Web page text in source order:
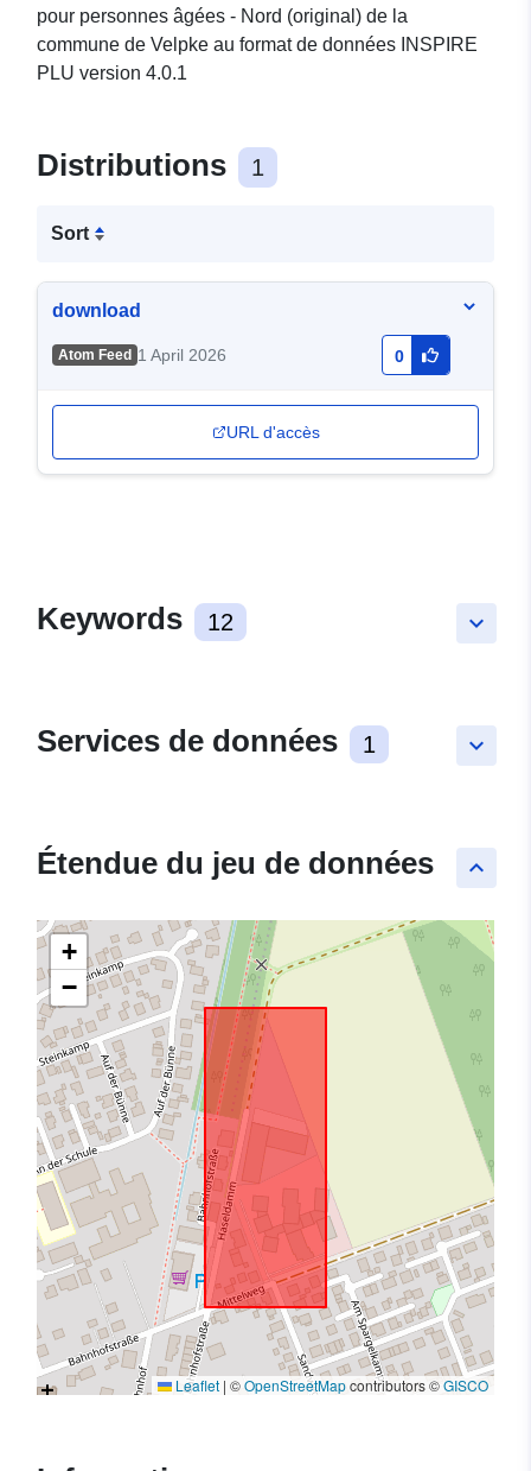
pour personnes âgées - Nord (original) de la
commune de Velpke au format de données INSPIRE
PLU version 4.0.1
Distributions 1
Sort
download
Atom Feed 1 April 2026 0
URL d'accès
keyboard_arrow_down
Keywords 12
keyboard_arrow_down
Services de données 1
keyboard_arrow_up
Étendue du jeu de données
+
−
Leaflet | ©OpenStreetMapcontributors ©GISCO